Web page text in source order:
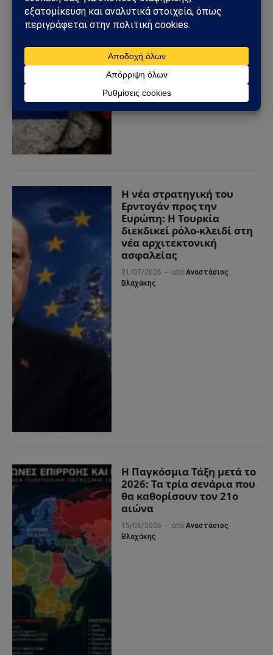
Βλαχάκης
Η νέα στρατηγική του
Ερντογάν προς την
Ευρώπη: Η Τουρκία
διεκδικεί ρόλο-κλειδί στη
νέα αρχιτεκτονική
ασφαλείας
01/07/2026 από Αναστάσιος
Βλαχάκης
Η Παγκόσμια Τάξη μετά το
2026: Τα τρία σενάρια που
θα καθορίσουν τον 21ο
αιώνα
15/06/2026 από Αναστάσιος
Βλαχάκης